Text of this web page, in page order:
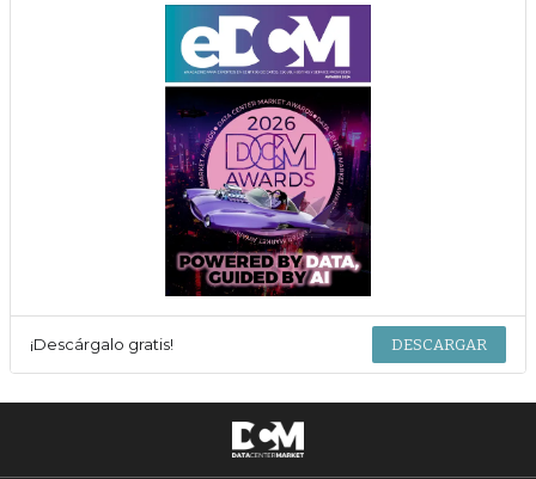
¡Descárgalo gratis! DESCARGAR